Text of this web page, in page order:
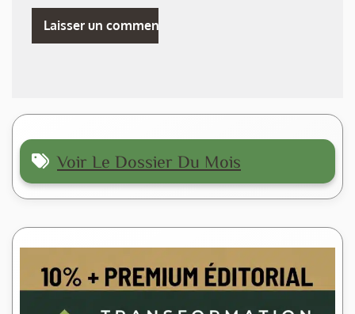
Voir Le Dossier Du Mois